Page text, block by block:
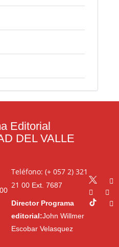
Editorial
DEL VALLE
Teléfono: (+ 057 2) 321
21 00Ext. 7687
Director Programa
editorial:John Willmer
Escobar Velasquez